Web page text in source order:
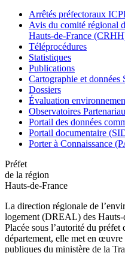
Arrêtés préfectoraux
Avis du comité régional
Hauts-de-France
Téléprocédures
Statistiques
Publications
Cartographie et données
Dossiers
Évaluation
Observatoires
Portail des données
Portail documentaire
Porter à Connaissance
Préfet
de la région
Hauts-de-France
La direction régionale de
logement (DREAL) des Hauts-
Placée sous l’autorité du préfet
département, elle met en
publiques du ministère de la